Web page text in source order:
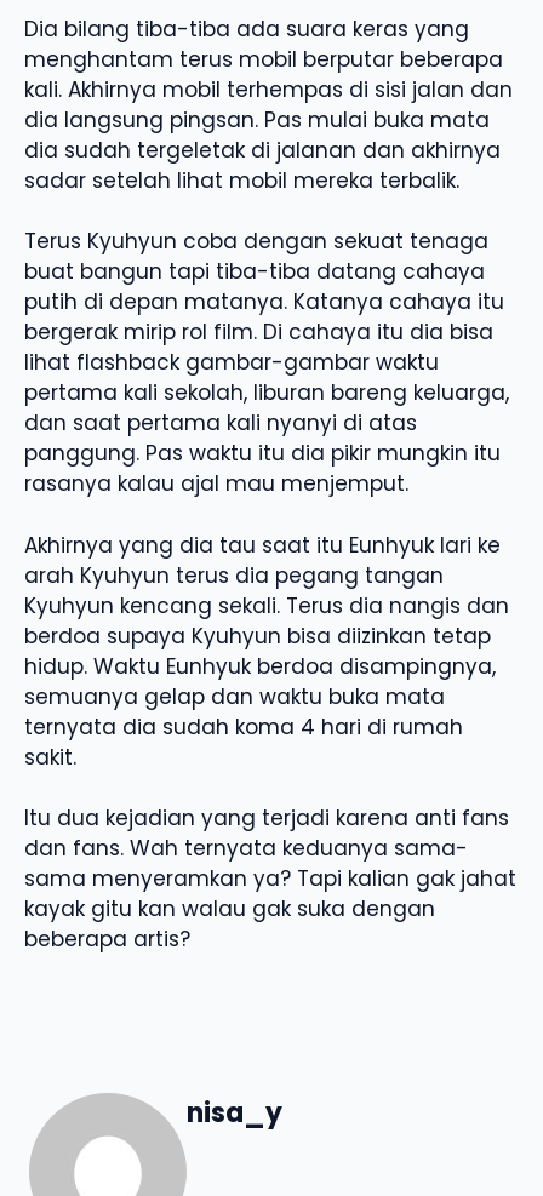
Dia bilang tiba-tiba ada suara keras yang
menghantam terus mobil berputar beberapa
kali. Akhirnya mobil terhempas di sisi jalan dan
dia langsung pingsan. Pas mulai buka mata
dia sudah tergeletak di jalanan dan akhirnya
sadar setelah lihat mobil mereka terbalik.
Terus Kyuhyun coba dengan sekuat tenaga
buat bangun tapi tiba-tiba datang cahaya
putih di depan matanya. Katanya cahaya itu
bergerak mirip rol film. Di cahaya itu dia bisa
lihat flashback gambar-gambar waktu
pertama kali sekolah, liburan bareng keluarga,
dan saat pertama kali nyanyi di atas
panggung. Pas waktu itu dia pikir mungkin itu
rasanya kalau ajal mau menjemput.
Akhirnya yang dia tau saat itu Eunhyuk lari ke
arah Kyuhyun terus dia pegang tangan
Kyuhyun kencang sekali. Terus dia nangis dan
berdoa supaya Kyuhyun bisa diizinkan tetap
hidup. Waktu Eunhyuk berdoa disampingnya,
semuanya gelap dan waktu buka mata
ternyata dia sudah koma 4 hari di rumah
sakit.
Itu dua kejadian yang terjadi karena anti fans
dan fans. Wah ternyata keduanya sama-
sama menyeramkan ya? Tapi kalian gak jahat
kayak gitu kan walau gak suka dengan
beberapa artis?
nisa_y